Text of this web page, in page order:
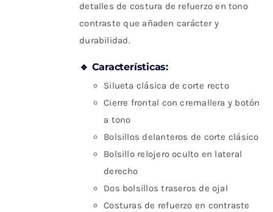
detalles de costura de refuerzo en tono
contraste que añaden carácter y
durabilidad.
🔹 Características:
Silueta clásica de corte recto
Cierre frontal con cremallera y botón
a tono
Bolsillos delanteros de corte clásico
Bolsillo relojero oculto en lateral
derecho
Dos bolsillos traseros de ojal
Costuras de refuerzo en contraste